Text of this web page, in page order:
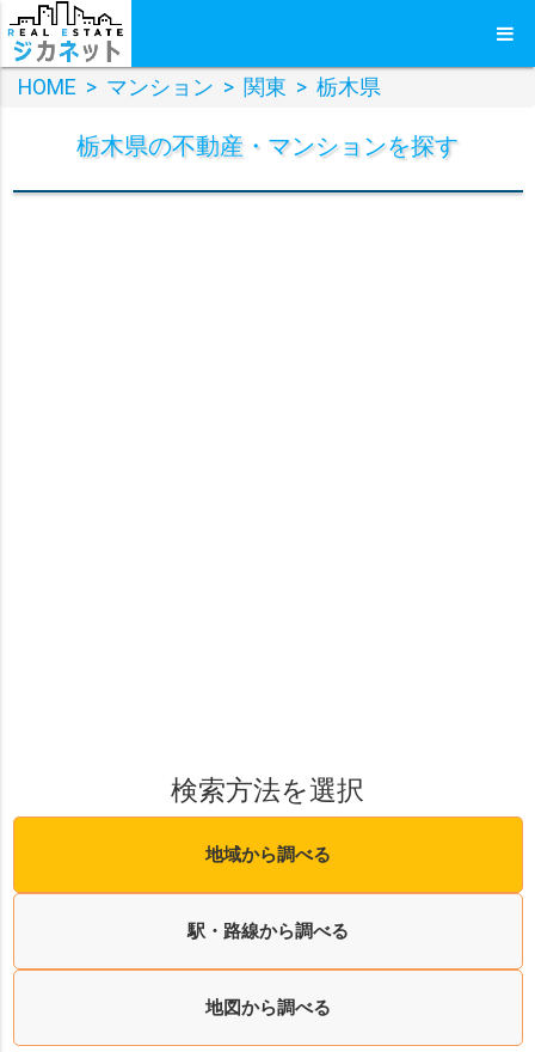
HOME > マンション > 関東 > 栃木県
栃木県の不動産・マンションを探す
検索方法を選択
地域から調べる
駅・路線から調べる
地図から調べる